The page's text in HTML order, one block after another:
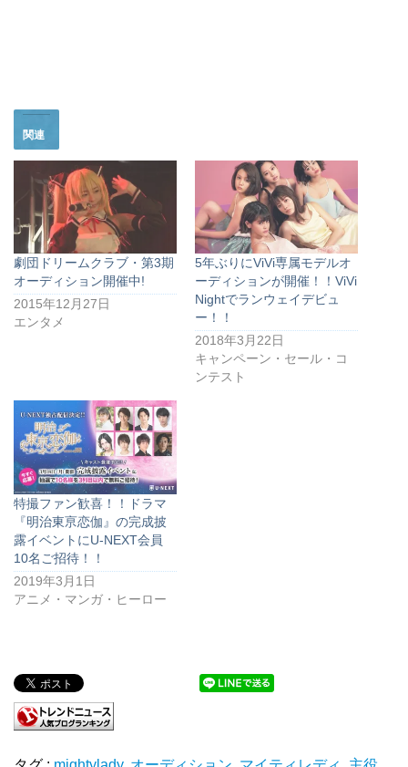
関連
劇団ドリームクラブ・第3期
オーディション開催中!
2015年12月27日
エンタメ
5年ぶりにViVi専属モデルオ
ーディションが開催！！ViVi
Nightでランウェイデビュ
ー！！
2018年3月22日
キャンペーン・セール・コ
ンテスト
特撮ファン歓喜！！ドラマ
『明治東亰恋伽』の完成披
露イベントにU-NEXT会員
10名ご招待！！
2019年3月1日
アニメ・マンガ・ヒーロー